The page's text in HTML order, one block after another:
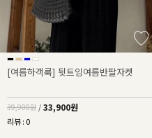
[여름하객룩] 뒷트임여름반팔자켓
39,900원 / 33,900원
리뷰 : 0